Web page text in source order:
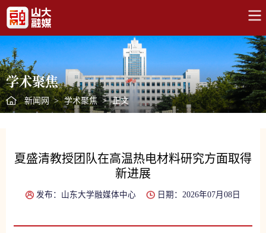
学术聚焦
新闻网 > 学术聚焦 > 正文
夏盛清教授团队在高温热电材料研究方面取得
新进展
发布：山东大学融媒体中心 日期：2026年07月08日